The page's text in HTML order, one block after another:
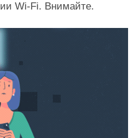
Wi-Fi. Внимайте.